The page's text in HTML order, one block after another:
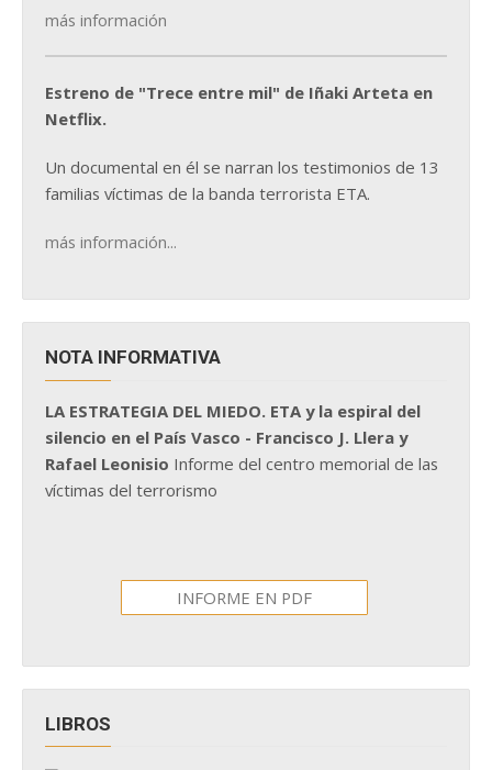
más información
Estreno de "Trece entre mil" de Iñaki Arteta en
Netflix.
Un documental en él se narran los testimonios de 13
familias víctimas de la banda terrorista ETA.
más información...
NOTA INFORMATIVA
LA ESTRATEGIA DEL MIEDO. ETA y la espiral del
silencio en el País Vasco - Francisco J. Llera y
Rafael Leonisio Informe del centro memorial de las
víctimas del terrorismo
INFORME EN PDF
LIBROS